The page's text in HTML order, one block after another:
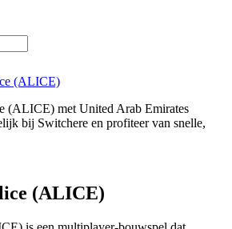
(ALICE)
(ALICE) met United Arab Emirates
bij Switchere en profiteer van snelle,
(ALICE)